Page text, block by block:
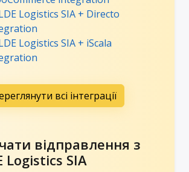
Logistics SIA + Directo
Logistics SIA + iScala
всі інтеграції
відправлення з
Logistics SIA